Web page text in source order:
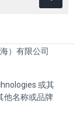
）有限公司
或其
他名称或品牌